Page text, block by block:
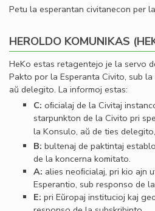
Petu la esperantan civitanecon per la
HEROLDO KOMUNIKAS
HeKo estas retagentejo je la servo
Pakto por la Esperanta Civito, sub
aŭ delegito. La informoj estas:
C: oﬁcialaj de la Civitaj
starpunkton de la Civito pri
la Konsulo, aŭ de ties
B: bultenaj de paktintaj
de la koncerna komitato.
A: alies neoﬁcialaj, pri kio ajn
Esperantio, sub responso de
E: pri Eŭropaj institucioj kaj